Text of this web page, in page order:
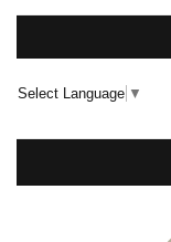
Select Language ▼